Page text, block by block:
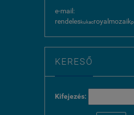
e-mail:
rendeleskukacroyalmozaik
KERESŐ
Kifejezés: